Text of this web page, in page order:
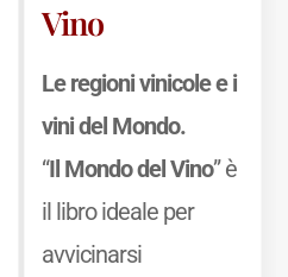
Vino
Le regioni vinicole e i
vini del Mondo.
“Il Mondo del Vino” è
il libro ideale per
avvicinarsi